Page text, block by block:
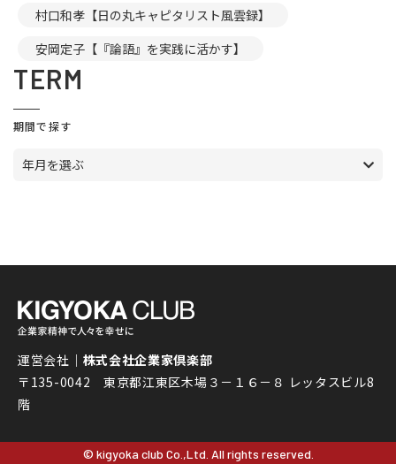
村口和孝【日の丸キャピタリスト風雲録】
安岡定子【『論語』を実践に活かす】
TERM
期間で探す
年月を選ぶ
運営会社｜ 株式会社企業家倶楽部
〒135-0042 東京都江東区木場３－１６－８ レッタスビル8
階
© kigyoka club Co.,Ltd. All rights reserved.